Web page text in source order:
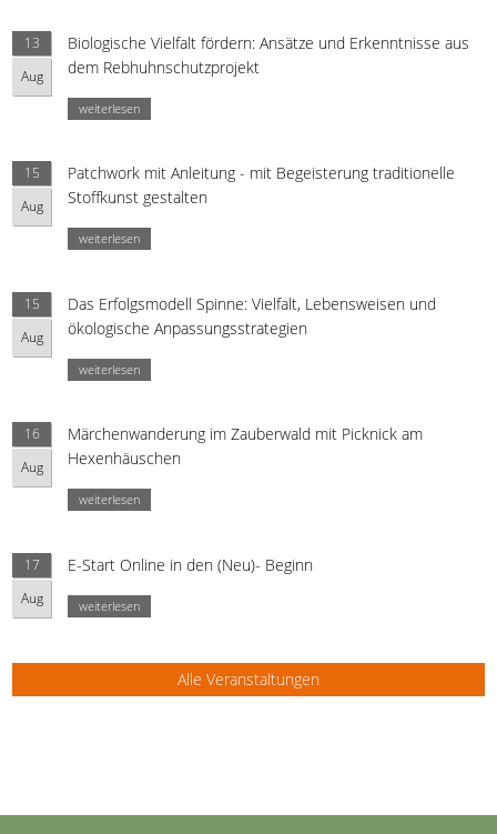
13
Aug
Biologische Vielfalt fördern: Ansätze und Erkenntnisse aus
dem Rebhuhnschutzprojekt
weiterlesen
15
Aug
Patchwork mit Anleitung - mit Begeisterung traditionelle
Stoffkunst gestalten
weiterlesen
15
Aug
Das Erfolgsmodell Spinne: Vielfalt, Lebensweisen und
ökologische Anpassungsstrategien
weiterlesen
16
Aug
Märchenwanderung im Zauberwald mit Picknick am
Hexenhäuschen
weiterlesen
17
Aug
E-Start Online in den (Neu)- Beginn
weiterlesen
Alle Veranstaltungen